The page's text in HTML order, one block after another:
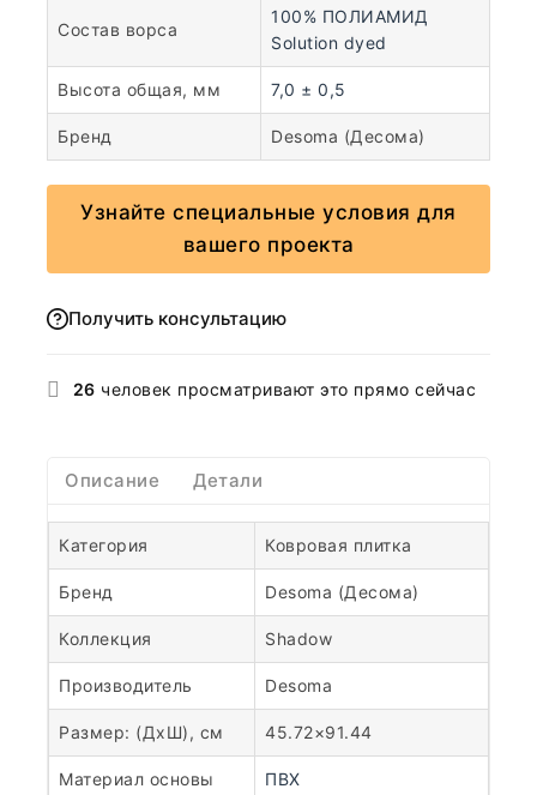
Состав ворса
100% ПОЛИАМИД
Solution dyed
Высота общая, мм 7,0 ± 0,5
Бренд Desoma (Десома)
Узнайте специальные условия для
вашего проекта
Получить консультацию
26 человек просматривают это прямо сейчас
Описание Детали
Категория Ковровая плитка
Бренд Desoma (Десома)
Коллекция Shadow
Производитель Desoma
Размер: (ДхШ), см 45.72×91.44
Материал основы ПВХ